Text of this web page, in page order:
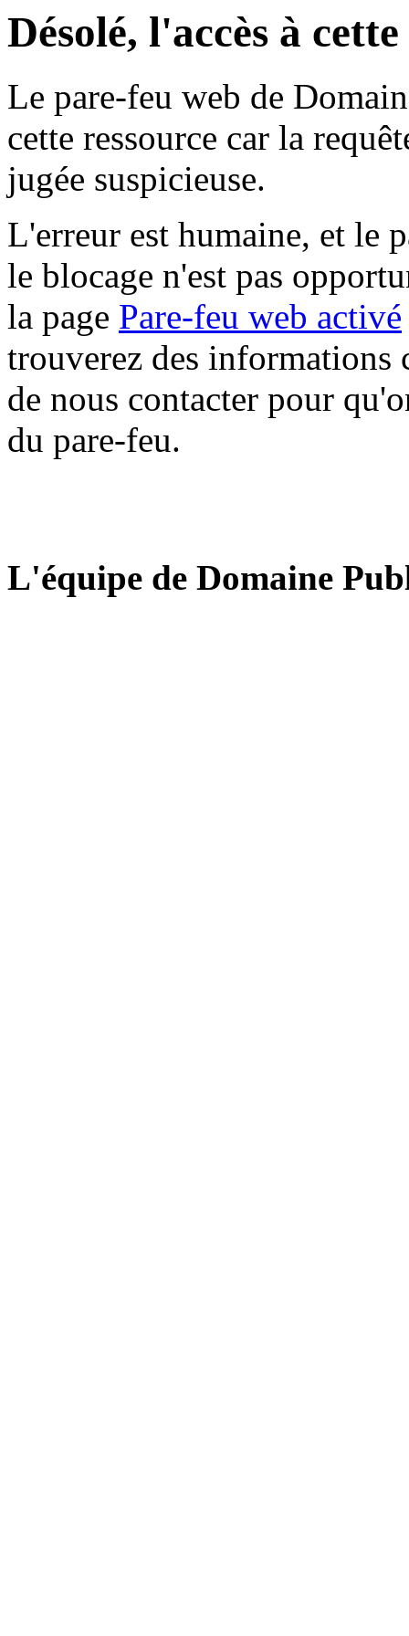
Désolé, l'accès à
Le pare-feu web de
cette ressource car la
jugée suspicieuse.
L'erreur est humaine, et le
le blocage n'est pas
la page Pare-feu web activé
trouverez des informations
de nous contacter pour
du pare-feu.
L'équipe de Domaine